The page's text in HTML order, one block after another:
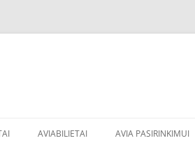
AVIABILIETAI AVIA PASIRINKIMUI